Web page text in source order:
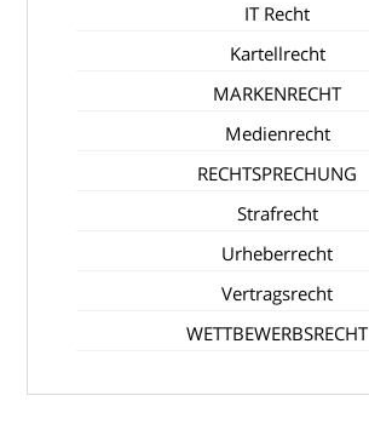
IT Recht
Kartellrecht
MARKENRECHT
Medienrecht
RECHTSPRECHUNG
Strafrecht
Urheberrecht
Vertragsrecht
WETTBEWERBSRECHT